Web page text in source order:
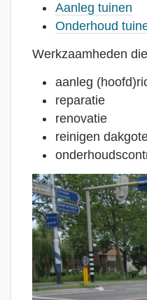
Aanleg tuinen
Onderhoud
Werkzaamheden
aanleg
reparatie
renovatie
reinigen